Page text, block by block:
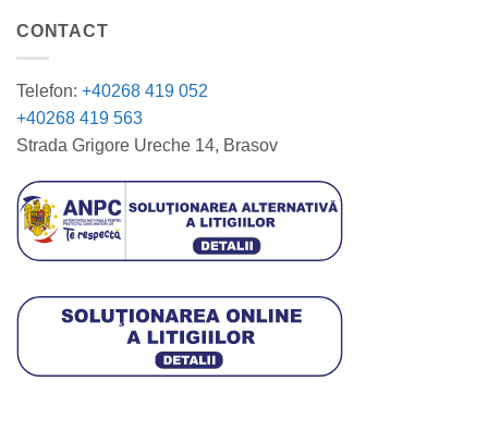
CONTACT
Telefon: +40268 419 052
+40268 419 563
Strada Grigore Ureche 14, Brasov